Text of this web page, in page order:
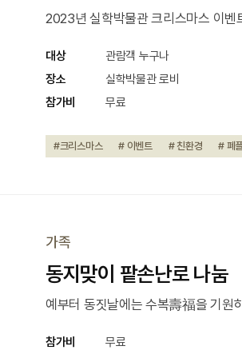
2023년 실학박물관 크리스마스 이벤
대상
관람객 누구나
장소
실학박물관 로비
참가비
무료
#크리스마스 # 이벤트 # 친환경 # 폐
가족
동지맞이 팥손난로 나눔
예부터 동짓날에는 수복壽福을 기원
참가비 무료